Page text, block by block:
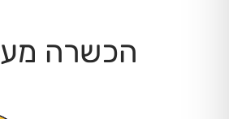
הכשרה